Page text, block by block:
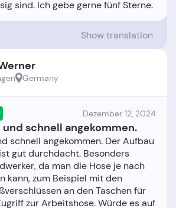
Show translation
Germany
Dezember 12, 2024
schnell angekommen.
schnell angekommen. Der Aufbau
gut durchdacht. Besonders
da man die Hose je nach
kann, zum Beispiel mit den
an den Taschen für
zur Arbeitshose. Würde es auf